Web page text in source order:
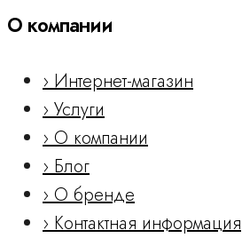
О компании
› Интернет-магазин
› Услуги
› О компании
› Блог
› О бренде
› Контактная информация